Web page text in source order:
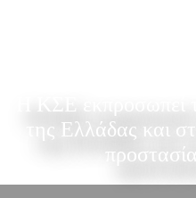
της Ελλάδας και